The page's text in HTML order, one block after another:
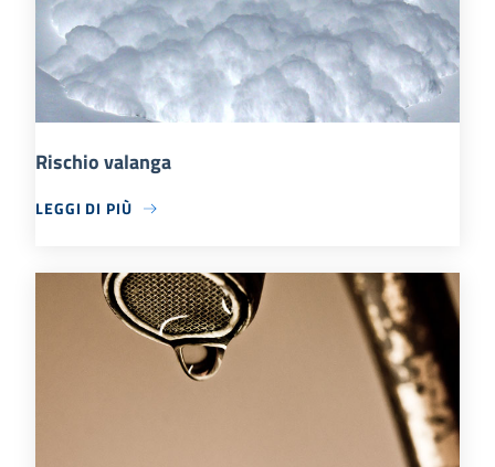
Rischio valanga
LEGGI DI PIÙ